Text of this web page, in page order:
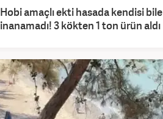
Hobi amaçlı ekti hasada kendisi bile
inanamadı! 3 kökten 1 ton ürün aldı